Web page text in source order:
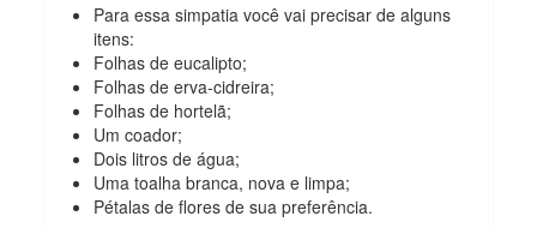
Para essa simpatia você vai precisar de alguns
itens:
Folhas de eucalipto;
Folhas de erva-cidreira;
Folhas de hortelã;
Um coador;
Dois litros de água;
Uma toalha branca, nova e limpa;
Pétalas de flores de sua preferência.